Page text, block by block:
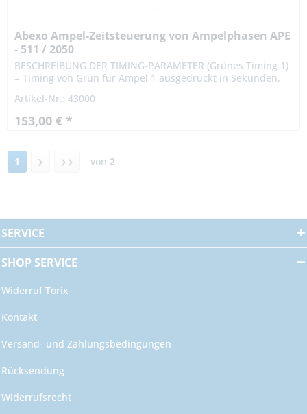
Abexo Ampel-Zeitsteuerung von Ampelphasen APE
- 511 / 2050
BESCHREIBUNG DER TIMING-PARAMETER (Grünes Timing 1)
= Timing von Grün für Ampel 1 ausgedrückt in Sekunden,
1 Sek. Max:...
Artikel-Nr.: 43000
153,00 € *
1 von 2
SERVICE
SHOP SERVICE
Widerruf Torix
Kontakt
Versand- und Zahlungsbedingungen
Rücksendung
Widerrufsrecht